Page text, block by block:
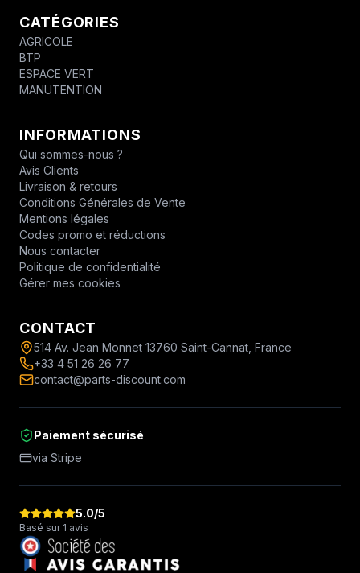
CATÉGORIES
AGRICOLE
BTP
ESPACE VERT
MANUTENTION
INFORMATIONS
Qui sommes-nous ?
Avis Clients
Livraison & retours
Conditions Générales de Vente
Mentions légales
Codes promo et réductions
Nous contacter
Politique de confidentialité
Gérer mes cookies
CONTACT
514 Av. Jean Monnet 13760 Saint-Cannat, France
+33 4 51 26 26 77
contact@parts-discount.com
Paiement sécurisé
via Stripe
5.0/5
Basé sur 1 avis